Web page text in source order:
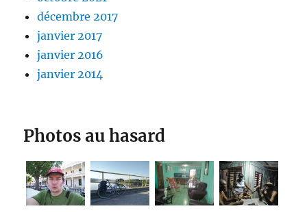
décembre 2017
janvier 2017
janvier 2016
janvier 2014
Photos au hasard